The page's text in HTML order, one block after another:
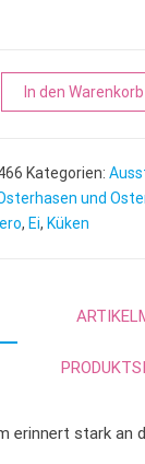
Innenprägung
In den Warenkorb
Kategorien:
und
, Ei, Küken
erinnert stark an